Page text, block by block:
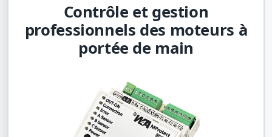
Contrôle et gestion
professionnels des moteurs à
portée de main